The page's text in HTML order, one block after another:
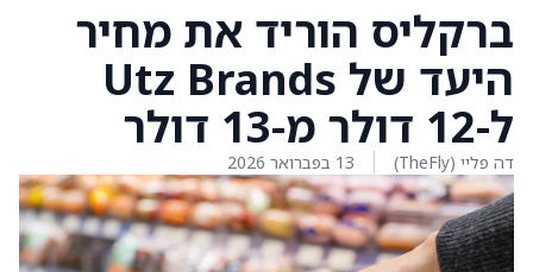
ברקליס הוריד את מחיר
היעד של Utz Brands
ל-12 דולר מ-13 דולר
דה פליי (TheFly) 13 בפברואר 2026